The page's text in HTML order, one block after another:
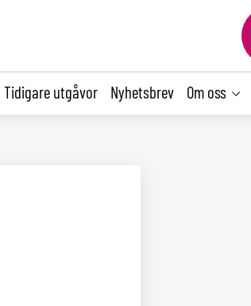
Tidigare utgåvor Nyhetsbrev Om oss